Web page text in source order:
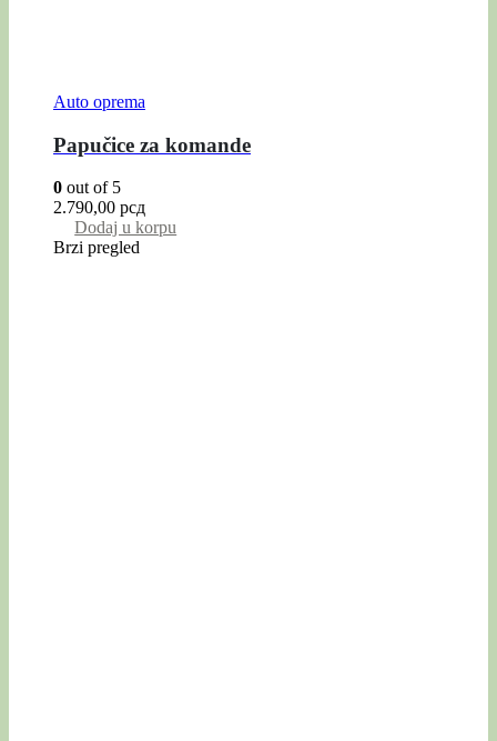
Auto oprema
Papučice za komande
0 out of 5
2.790,00 рсд
Dodaj u korpu
Brzi pregled